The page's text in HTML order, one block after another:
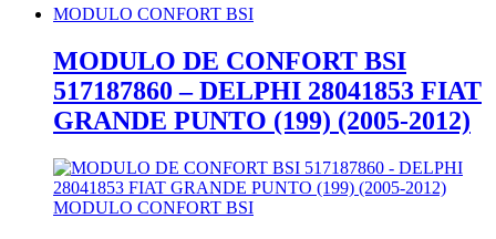
MODULO CONFORT BSI
MODULO DE CONFORT BSI
517187860 – DELPHI 28041853 FIAT
GRANDE PUNTO (199) (2005-2012)
MODULO CONFORT BSI